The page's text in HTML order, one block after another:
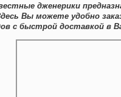
дженерики
Вы можете удобно
с быстрой доставкой в